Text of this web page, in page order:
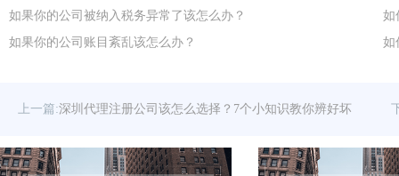
如果你的公司被纳入税务异常了该怎么办？
如果你的公司账目紊乱该怎么办？
如
如
上一篇:深圳代理注册公司该怎么选择？7个小知识教你辨好坏